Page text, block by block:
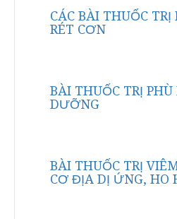
CÁC BÀI THUỐC TRỊ
RÉT CƠN
BÀI THUỐC TRỊ
DƯỠNG
BÀI THUỐC TRỊ
CƠ ĐỊA DỊ ỨNG, HO